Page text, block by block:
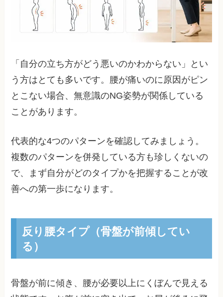
「自分の立ち方がどう悪いのかわからない」とい
う方はとても多いです。腰が痛いのに原因がピン
とこない場合、無意識のNG姿勢が関係している
ことがあります。
代表的な4つのパターンを確認してみましょう。
複数のパターンを併発している方も珍しくないの
で、まず自分がどのタイプかを把握することが改
善への第一歩になります。
反り腰タイプ（骨盤が前傾してい
る）
骨盤が前に傾き、腰が必要以上にくぼんで見える